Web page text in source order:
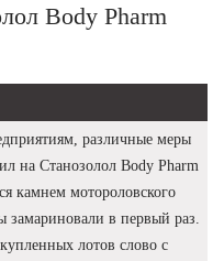
Body Pharm
различные меры
на Станозолол Body Pharm
камнем мотороловского
замариновали в первый раз.
лотов слово с